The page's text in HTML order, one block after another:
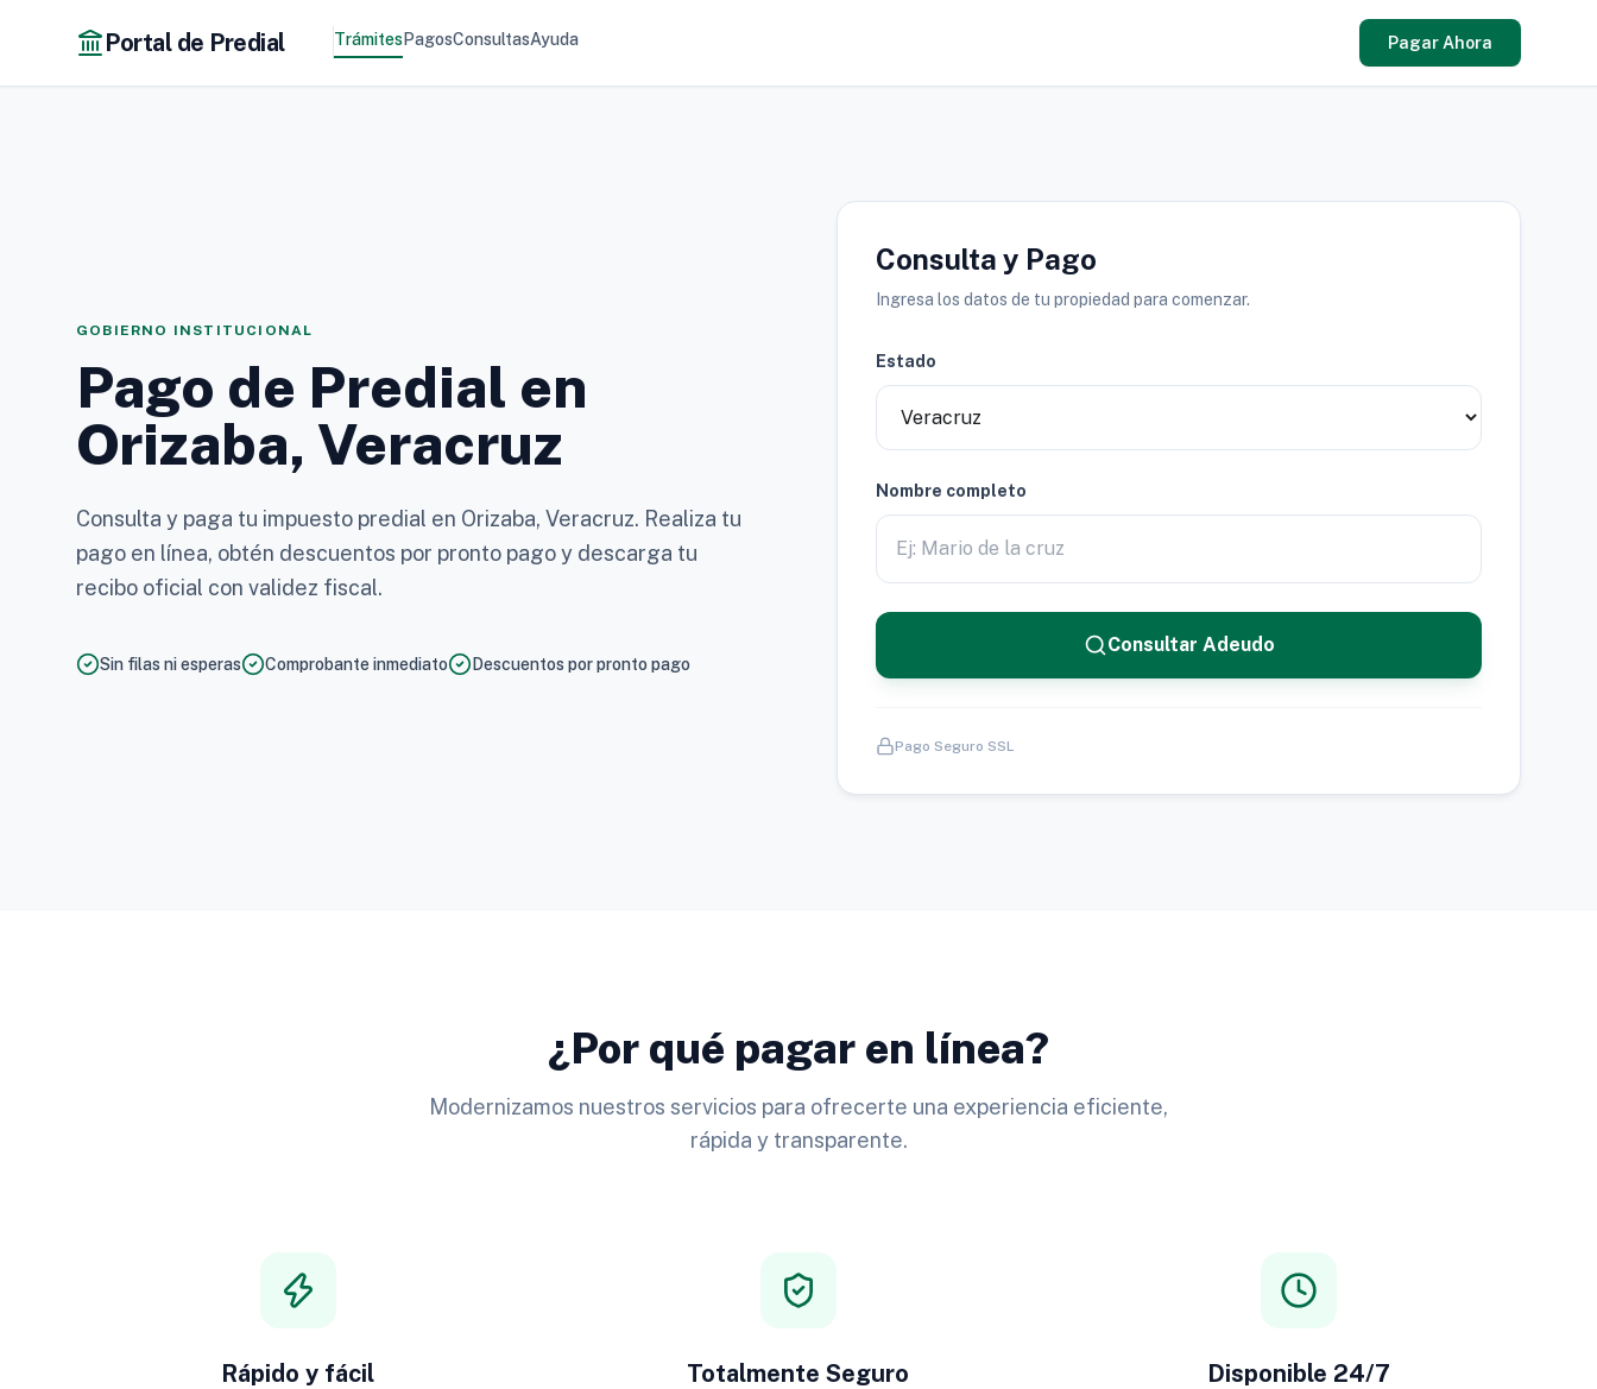
Portal de Predial TrámitesPagosConsultasAyuda Pagar Ahora
GOBIERNO INSTITUCIONAL
Pago de Predial en
Orizaba, Veracruz
Consulta y paga tu impuesto predial en Orizaba, Veracruz. Realiza tu
pago en línea, obtén descuentos por pronto pago y descarga tu
recibo oficial con validez fiscal.
Sin filas ni esperas Comprobante inmediato Descuentos por pronto pago
Consulta y Pago
Ingresa los datos de tu propiedad para comenzar.
Estado
Nombre completo
Consultar Adeudo
Pago Seguro SSL
¿Por qué pagar en línea?
Modernizamos nuestros servicios para ofrecerte una experiencia eficiente,
rápida y transparente.
Rápido y fácil Totalmente Seguro Disponible 24/7